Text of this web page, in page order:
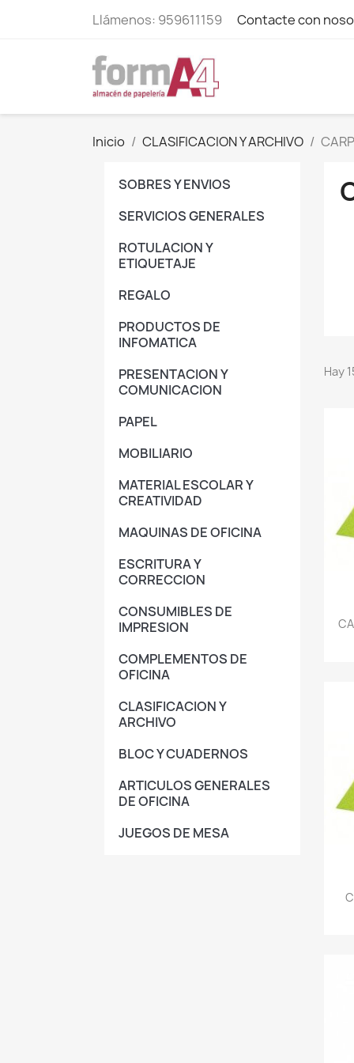
Llámenos: 959611159 Contacte con
Inicio CLASIFICACION Y ARCHIVO
SOBRES Y ENVIOS
SERVICIOS GENERALES
ROTULACION Y
ETIQUETAJE
REGALO
PRODUCTOS DE
INFOMATICA
PRESENTACION Y
COMUNICACION
PAPEL
MOBILIARIO
MATERIAL ESCOLAR Y
CREATIVIDAD
MAQUINAS DE OFICINA
ESCRITURA Y
CORRECCION
CONSUMIBLES DE
IMPRESION
COMPLEMENTOS DE
OFICINA
CLASIFICACION Y
ARCHIVO
BLOC Y CUADERNOS
ARTICULOS GENERALES
DE OFICINA
JUEGOS DE MESA
Hay